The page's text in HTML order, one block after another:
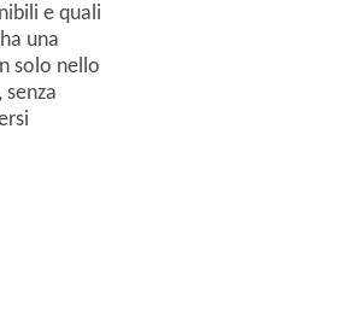
e quali
una
solo nello